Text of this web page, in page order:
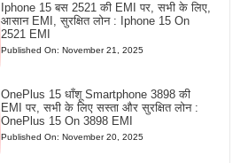
Iphone 15 बस 2521 की EMI पर, सभी के लिए,
आसान EMI, सुरक्षित लोन : Iphone 15 On
2521 EMI
Published On: November 21, 2025
OnePlus 15 धाँशू Smartphone 3898 की
EMI पर, सभी के लिए सस्ता और सुरक्षित लोन :
OnePlus 15 On 3898 EMI
Published On: November 20, 2025